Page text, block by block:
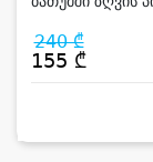
240 ₾
155 ₾